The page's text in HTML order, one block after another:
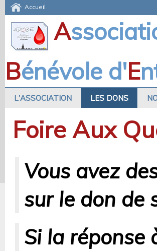
Accueil
A
Bénévole d'E
L'ASSOCIATION LES DONS
Foire Aux
Vous avez
sur le don de
Si la réponse